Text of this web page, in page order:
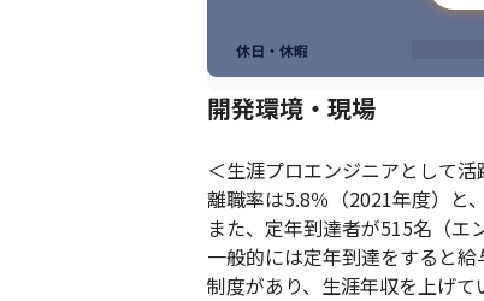
休日・休暇
開発環境・現場
＜生涯プロエンジニアとして活
離職率は5.8％（2021年度）と
また、定年到達者が515名（エ
一般的には定年到達をすると
制度があり、生涯年収を上げて